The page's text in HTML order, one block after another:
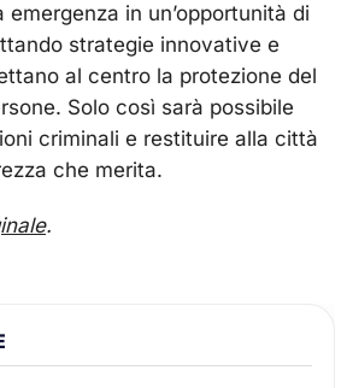
in un’opportunità di
strategie innovative e
al centro la protezione del
Solo così sarà possibile
criminali e restituire alla città
che merita.
.